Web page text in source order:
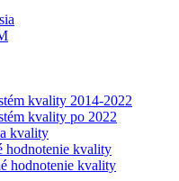
kvality 2014-2022
kvality po 2022
kvality
hodnotenie kvality
hodnotenie kvality